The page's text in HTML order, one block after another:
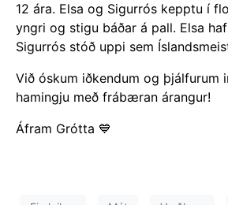
12 ára. Elsa og Sigurrós kepptu í
yngri og stigu báðar á pall. Elsa
Sigurrós stóð uppi sem
Við óskum iðkendum og þjálfurum
hamingju með frábæran árangur!
Áfram Grótta 💙